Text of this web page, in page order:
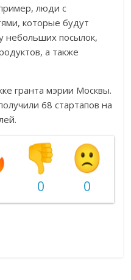
люди с
которые будут
небольших посылок,
а также
гранта мэрии Москвы.
68 стартапов на
0 0